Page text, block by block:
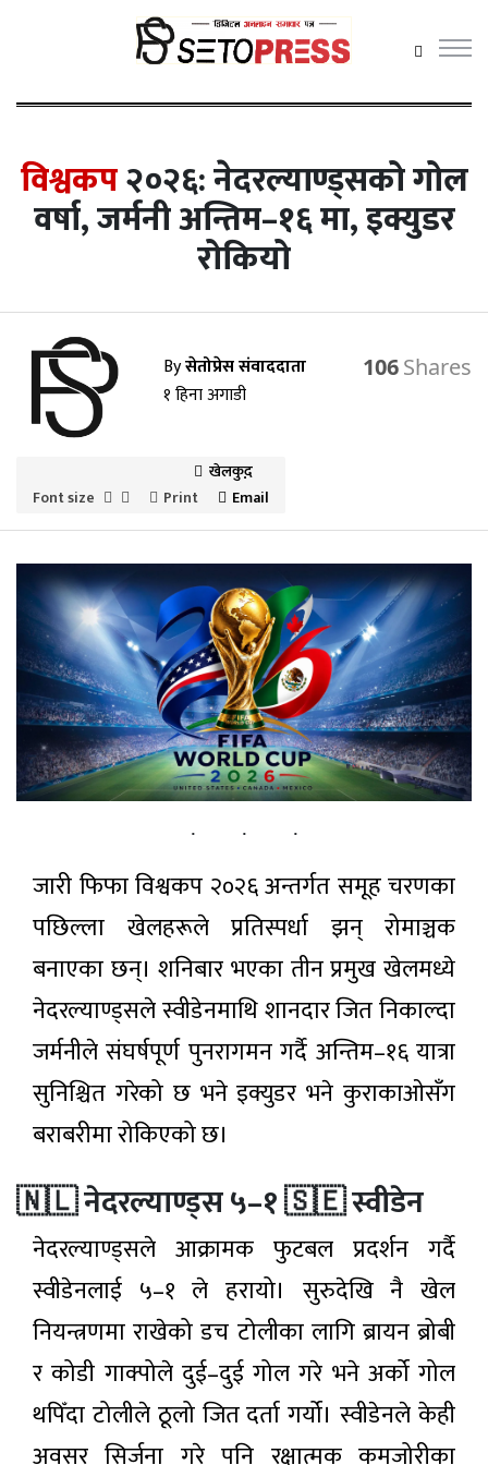
सेतोप्रेस मेनु
समाचार
प्रदेश समाचार
अर्थ/वाणिज्य
कला / मनोरञ्जन
पर्यटन
अन्तराष्ट्रिय
अन्य
ताजा
समाचार
सुनसान:
मुख्यमन्त्री
शाह
अल्पमतमा,
राजीनामा
दिने
सम्भावना
५ घण्टा अगाडी
‘कमला
मिस’ र
‘हली’
प्रदर्शनमा
५ घण्टा अगाडी
महिनाको
प्रगति
विवरण
विकास
निर्माणमा
उल्लेख्य
सुधार
५ घण्टा अगाडी
उपत्यकामा
शुक्रबार
६१ हजार
ग्यास
सिलिन्डर
वितरण
५ घण्टा अगाडी
वन्यजन्तु
एक्यापद्वारा
तीन वर्षमा
१ करोड १०
लाखभन्दा
बढी राहत
५ घण्टा अगाडी
लोकप्रिय
विश्वकप२०२६: नेदरल्याण्ड्सको गोल
वर्षा, जर्मनी अन्तिम–१६ मा, इक्युडर
रोकियो
Byसेतोप्रेस संवाददाता
१ हिना अगाडी
106
खेलकुद़़
Font size
Print Email
जारी फिफा विश्वकप २०२६ अन्तर्गत समूह चरणका
पछिल्ला खेलहरूले प्रतिस्पर्धा झन् रोमाञ्चक
बनाएका छन्। शनिबार भएका तीन प्रमुख खेलमध्ये
नेदरल्याण्ड्सले स्वीडेनमाथि शानदार जित निकाल्दा
जर्मनीले संघर्षपूर्ण पुनरागमन गर्दै अन्तिम–१६ यात्रा
सुनिश्चित गरेको छ भने इक्युडर भने कुराकाओसँग
बराबरीमा रोकिएको छ।
🇳🇱 नेदरल्याण्ड्स ५–१ 🇸🇪 स्वीडेन
नेदरल्याण्ड्सले आक्रामक फुटबल प्रदर्शन गर्दै
स्वीडेनलाई ५–१ ले हरायो। सुरुदेखि नै खेल
नियन्त्रणमा राखेको डच टोलीका लागि ब्रायन ब्रोबी
र कोडी गाक्पोले दुई–दुई गोल गरे भने अर्को गोल
थपिँदा टोलीले ठूलो जित दर्ता गर्यो। स्वीडेनले केही
अवसर सिर्जना गरे पनि रक्षात्मक कमजोरीका